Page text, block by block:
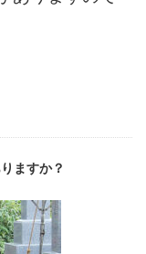
ますか？